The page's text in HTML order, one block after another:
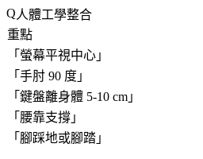
人體工學整合
重點
「 螢幕平視中心 」
「 手肘 90 度 」
「 鍵盤離身體 5-10 cm 」
「 腰靠支撐 」
「 腳踩地或腳踏 」